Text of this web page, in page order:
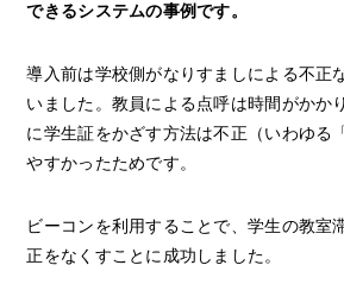
できるシステムの事例です。
導入前は学校側がなりすましによる不正
いました。教員による点呼は時間がかか
に学生証をかざす方法は不正（いわゆる
やすかったためです。
ビーコンを利用することで、学生の教室
正をなくすことに成功しました。